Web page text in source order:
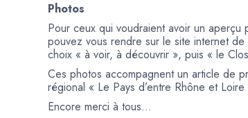
Photos
Pour ceux qui voudraient avoir un
pouvez vous rendre sur le site internet de
choix « à voir, à découvrir », puis « le
Ces photos accompagnent un article de
régional « Le Pays d’entre Rhône et Loire
Encore merci à tous…